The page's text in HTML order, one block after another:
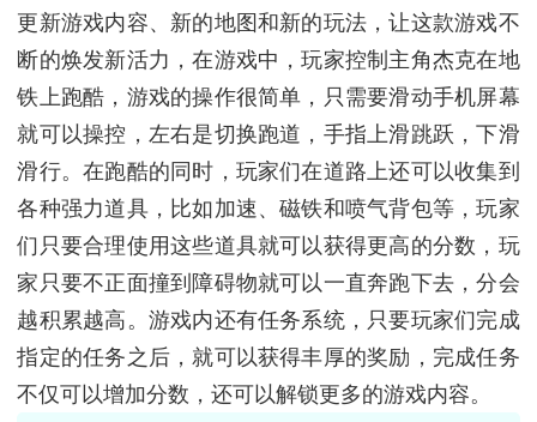
更新游戏内容、新的地图和新的玩法，让这款游戏不
断的焕发新活力，在游戏中，玩家控制主角杰克在地
铁上跑酷，游戏的操作很简单，只需要滑动手机屏幕
就可以操控，左右是切换跑道，手指上滑跳跃，下滑
滑行。在跑酷的同时，玩家们在道路上还可以收集到
各种强力道具，比如加速、磁铁和喷气背包等，玩家
们只要合理使用这些道具就可以获得更高的分数，玩
家只要不正面撞到障碍物就可以一直奔跑下去，分会
越积累越高。游戏内还有任务系统，只要玩家们完成
指定的任务之后，就可以获得丰厚的奖励，完成任务
不仅可以增加分数，还可以解锁更多的游戏内容。